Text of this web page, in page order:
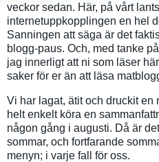
veckor sedan. Här, på vårt
internetuppkopplingen en hel
Sanningen att säga är det
blogg-paus. Och, med tanke
jag innerligt att ni som läser
saker för er än att läsa
Vi har lagat, ätit och druckit en
helt enkelt köra en
någon gång i augusti. Då är
sommar, och fortfarande
menyn; i varje fall för oss.